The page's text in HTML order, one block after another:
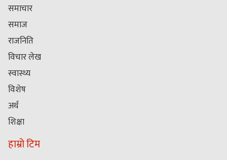
समाचार
समाज
राजनिति
विचार लेख
स्वास्थ्य
विशेष
अर्थ
शिक्षा
हाम्रो टिम